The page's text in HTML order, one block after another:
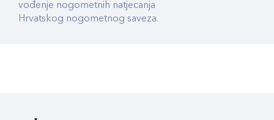
vođenje nogometnih natjecanja
Hrvatskog nogometnog saveza.